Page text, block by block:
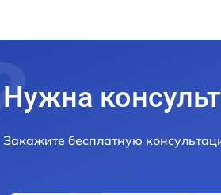
Нужна
Закажите бесплатную